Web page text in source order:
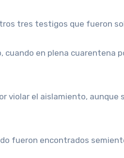
tres testigos que fueron
en plena cuarentena
violar el aislamiento,
fueron encontrados